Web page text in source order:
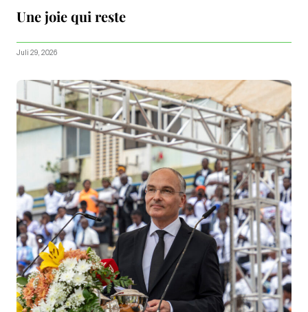
Une joie qui reste
Juli 29, 2026